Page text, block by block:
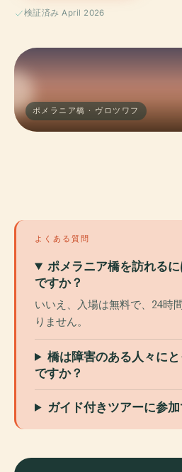
検証済み April 2026
ポメラニア橋 · ヴロツワフ
よくある質問
ポメラニア橋を訪れる
ですか？
いいえ、入場は無料で、24時
りません。
橋は障害のある人々に
ですか？
ガイド付きツアーに参